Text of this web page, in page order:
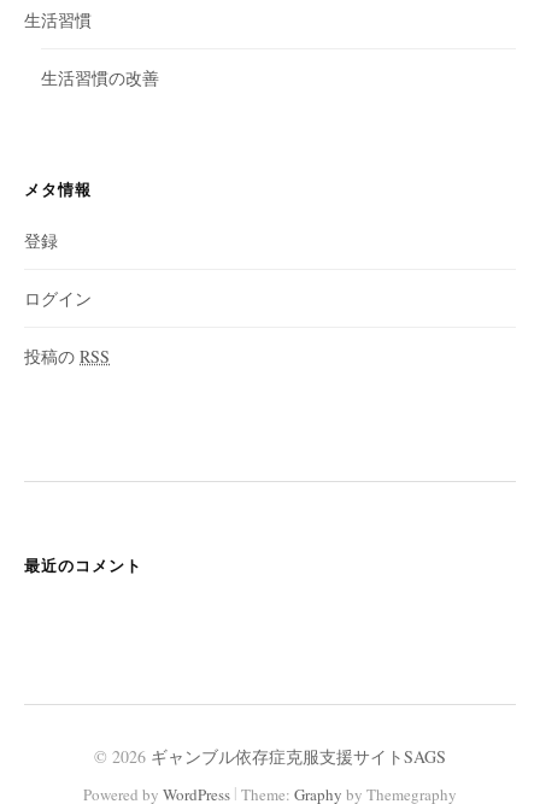
生活習慣
生活習慣の改善
メタ情報
登録
ログイン
投稿の RSS
最近のコメント
© 2026 ギャンブル依存症克服支援サイトSAGS
Powered by WordPress | Theme: Graphy by Themegraphy